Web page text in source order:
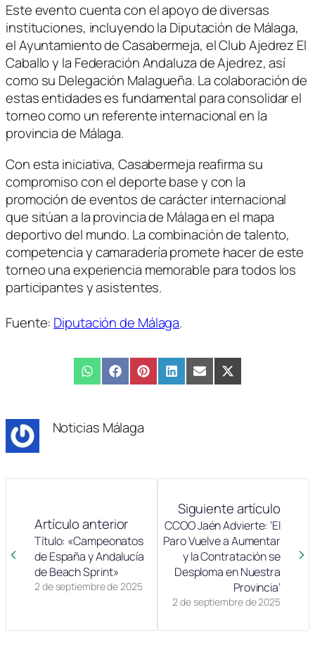
Este evento cuenta con el apoyo de diversas
instituciones, incluyendo la Diputación de Málaga,
el Ayuntamiento de Casabermeja, el Club Ajedrez El
Caballo y la Federación Andaluza de Ajedrez, así
como su Delegación Malagueña. La colaboración de
estas entidades es fundamental para consolidar el
torneo como un referente internacional en la
provincia de Málaga.
Con esta iniciativa, Casabermeja reafirma su
compromiso con el deporte base y con la
promoción de eventos de carácter internacional
que sitúan a la provincia de Málaga en el mapa
deportivo del mundo. La combinación de talento,
competencia y camaradería promete hacer de este
torneo una experiencia memorable para todos los
participantes y asistentes.
Fuente: Diputación de Málaga.
Compartir
en
WhatsAppCompartir
en
FacebookCompartir
en
PinterestCompartir
en
LinkedInCompartir
en
EmailCompartir
en
X
(Twitter)
Noticias Málaga
Artículo anterior
2 de septiembre de 2025
Título: «Campeonatos
de España y Andalucía
de Beach Sprint»
Siguiente artículo
2 de septiembre de 2025
CCOO Jaén Advierte: ‘El
Paro Vuelve a Aumentar
y la Contratación se
Desploma en Nuestra
Provincia’